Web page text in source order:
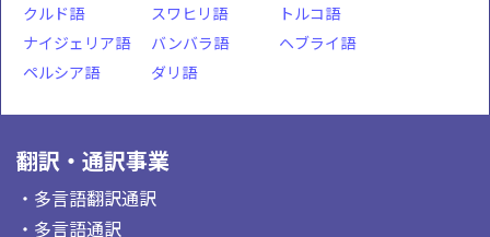
クルド語
スワヒリ語
トルコ語
ナイジェリア語
バンバラ語
ヘブライ語
ペルシア語
ダリ語